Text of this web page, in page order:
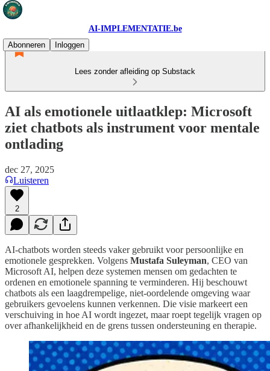
AI-IMPLEMENTATIE.be
Abonneren
Inloggen
Lees zonder afleiding op Substack
AI als emotionele uitlaatklep: Microsoft
ziet chatbots als instrument voor mentale
ontlading
dec 27, 2025
Luisteren
2
AI-chatbots worden steeds vaker gebruikt voor persoonlijke en
emotionele gesprekken. Volgens Mustafa Suleyman, CEO van
Microsoft AI, helpen deze systemen mensen om gedachten te
ordenen en emotionele spanning te verminderen. Hij beschouwt
chatbots als een laagdrempelige, niet-oordelende omgeving waar
gebruikers gevoelens kunnen verkennen. Die visie markeert een
verschuiving in hoe AI wordt ingezet, maar roept tegelijk vragen op
over afhankelijkheid en de grens tussen ondersteuning en therapie.